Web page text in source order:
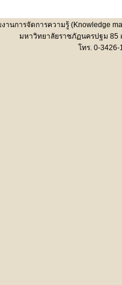
านการจัดการความรู้ (Knowledge
มหาวิทยาลัยราชภัฏนครปฐม 85
โทร. 0-3426-